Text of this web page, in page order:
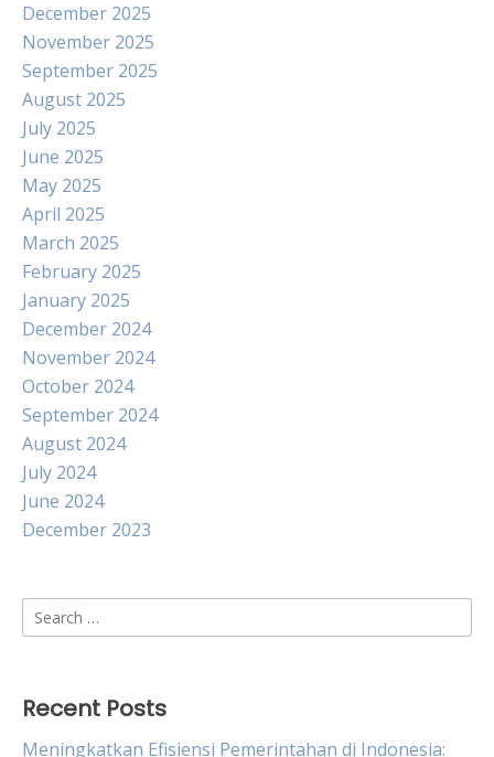
December 2025
November 2025
September 2025
August 2025
July 2025
June 2025
May 2025
April 2025
March 2025
February 2025
January 2025
December 2024
November 2024
October 2024
September 2024
August 2024
July 2024
June 2024
December 2023
Search
for:
Recent Posts
Meningkatkan Efisiensi Pemerintahan di Indonesia: